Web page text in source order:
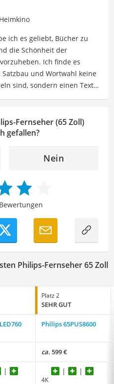
Kaufberatungen und
dabei zu helfen,
zu treffen als auch
für ihre Bedürfnisse
Vergleich ist aus unserer
für TV-Käuferund
ich es geliebt, Bücher zu
die Schönheit der
Ich finde es
und Wortwahl keine
sind, sondern einen Text
bei VGL in unsere Texte
Auge für
qualitativ hochwertige
mehr zu erweitern und
Themen
Fernseher (65 Zoll)
gefallen?
Nein
Philips-Fernseher 65 Zoll
Platz 2
SEHR GUT
Philips 65PUS8600
ca. 599 €
4K